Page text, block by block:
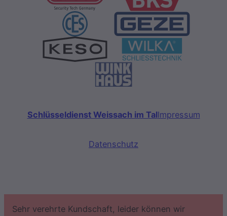
Schlüsseldienst Weissach im TalImpressum
Datenschutz
Sehr verehrte Kundschaft, leider können wir